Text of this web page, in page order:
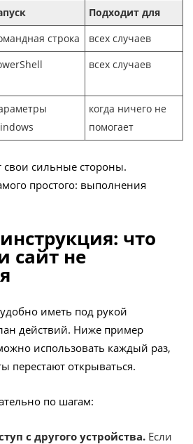
Подходит для
строка
всех случаев
всех случаев
когда ничего не
помогает
сильные стороны.
простого: выполнения
что
сайт не
иметь под рукой
действий. Ниже пример
использовать каждый раз,
перестают открываться.
по шагам:
с другого устройства.Если